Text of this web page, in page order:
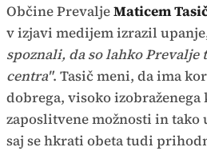
Občine PrevaljeMaticem
v izjavi medijem izrazil
spoznali, da so lahko Prevalje
centra". Tasič meni, da ima
dobrega, visoko izobraženega
zaposlitvene možnosti in tako
saj se hkrati obeta tudi